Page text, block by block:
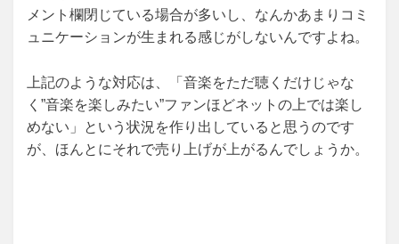
メント欄閉じている場合が多いし、なんかあまりコミ
ュニケーションが生まれる感じがしないんですよね。
上記のような対応は、「音楽をただ聴くだけじゃな
く”音楽を楽しみたい”ファンほどネットの上では楽し
めない」という状況を作り出していると思うのです
が、ほんとにそれで売り上げが上がるんでしょうか。